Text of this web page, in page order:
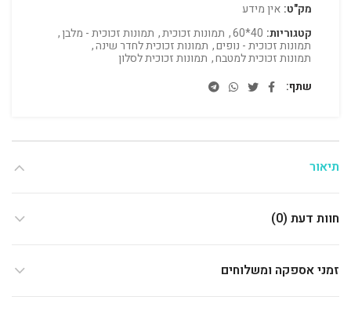
מק"ט: אין מידע
קטגוריות: 40*60
, תמונות זכוכית, תמונות זכוכית - מלבן,
תמונות זכוכית - נופים, תמונות זכוכית לחדר שינה,
תמונות זכוכית למטבח, תמונות זכוכית לסלון
שתף
תיאור
חוות דעת (0)
זמני אספקה ומשלוחים